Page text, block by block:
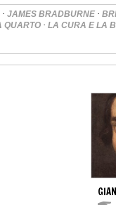
· JAMES BRADBURNE ·
QUARTO · LA CURA E LA